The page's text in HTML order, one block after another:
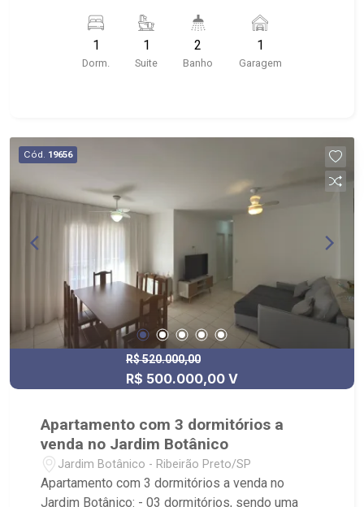
Sala dois ambientes; - Cozinha Americana
planejada; - Varanda com fechamento em vidro; -
Área de serviço planejada; - 01 vaga coberta de
1
Dorm.
1
Suite
2
Banho
1
Garagem
Cód. 19656
R$ 520.000,00
R$ 500.000,00 V
Apartamento com 3 dormitórios a
venda no Jardim Botânico
Jardim Botânico - Ribeirão Preto/SP
Apartamento com 3 dormitórios a venda no
Jardim Botânico: - 03 dormitórios, sendo uma